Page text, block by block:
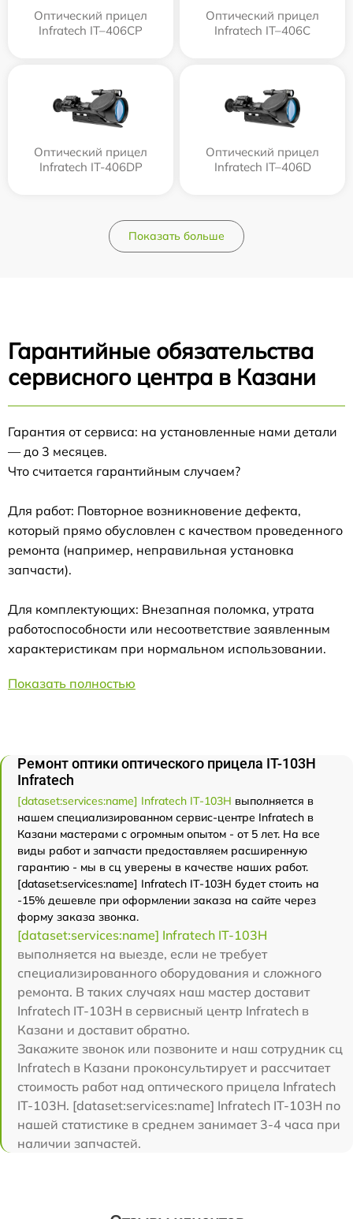
Оптический прицел
Infratech IT–406СP
Оптический прицел
Infratech IT–406С
Оптический прицел
Infratech IT-406DP
Оптический прицел
Infratech IT–406D
Показать больше
Гарантийные обязательства
сервисного центра в Казани
Гарантия от сервиса: на установленные нами детали
— до 3 месяцев.
Что считается гарантийным случаем?
Для работ: Повторное возникновение дефекта,
который прямо обусловлен с качеством проведенного
ремонта (например, неправильная установка
запчасти).
Для комплектующих: Внезапная поломка, утрата
работоспособности или несоответствие заявленным
характеристикам при нормальном использовании.
Показать полностью
Ремонт оптики оптического прицела IT-103Н
Infratech
[dataset:services:name] Infratech IT-103Н выполняется в
нашем специализированном сервис-центре Infratech в
Казани мастерами с огромным опытом - от 5 лет. На все
виды работ и запчасти предоставляем расширенную
гарантию - мы в сц уверены в качестве наших работ.
[dataset:services:name] Infratech IT-103Н будет стоить на
-15% дешевле при оформлении заказа на сайте через
форму заказа звонка.
[dataset:services:name] Infratech IT-103Н
выполняется на выезде, если не требует
специализированного оборудования и сложного
ремонта. В таких случаях наш мастер доставит
Infratech IT-103Н в сервисный центр Infratech в
Казани и доставит обратно.
Закажите звонок или позвоните и наш сотрудник сц
Infratech в Казани проконсультирует и рассчитает
стоимость работ над оптического прицела Infratech
IT-103Н. [dataset:services:name] Infratech IT-103Н по
нашей статистике в среднем занимает 3-4 часа при
наличии запчастей.